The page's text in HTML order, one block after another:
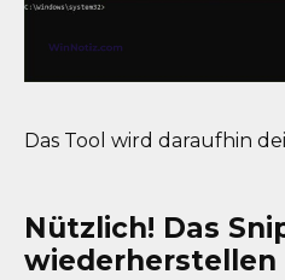
Das Tool wird daraufhin
Nützlich! Das
wiederherstellen